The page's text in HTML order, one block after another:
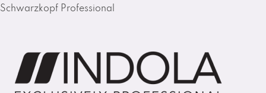
Schwarzkopf Professional